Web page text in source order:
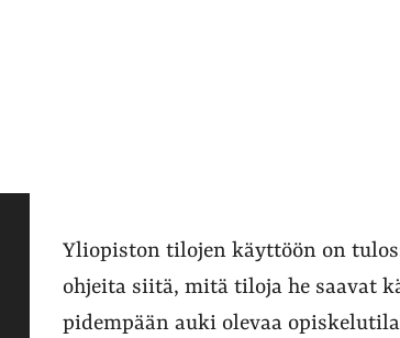
Yliopiston tilojen käyttöön on
ohjeita siitä, mitä tiloja he saavat
pidempään auki olevaa